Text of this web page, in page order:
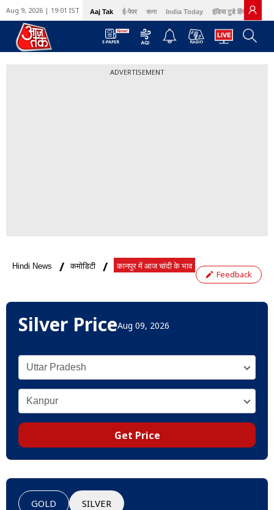
Aug 9, 2026 | 19:01 IST Aaj Tak ई-पेपर বাংলা India Today इंडिया टुडे हिंदी
ADVERTISEMENT
Hindi News कमोडिटी कानपुर में आज चांदी के भाव
Feedback
Silver PriceAug 09, 2026
Get Price
GOLD SILVER